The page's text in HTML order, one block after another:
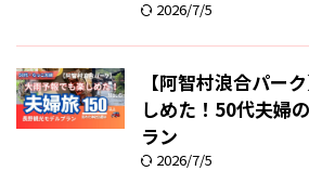
2026/7/5
【阿智村浪合パー
しめた！50代夫婦
ラン
2026/7/5